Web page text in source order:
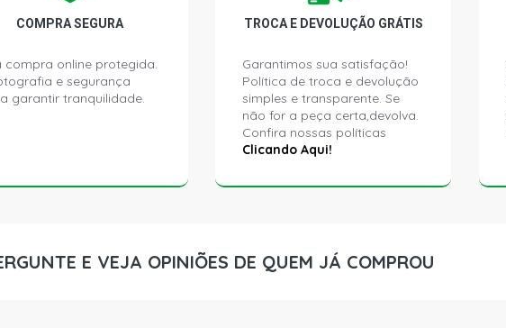
COMPRA SEGURA
compra online protegida.
e segurança
garantir tranquilidade.
TROCA E DEVOLUÇÃO GRÁTIS
Garantimos sua satisfação!
Política de troca e devolução
simples e transparente. Se
não for a peça certa,devolva.
Confira nossas políticas
Clicando Aqui!
E VEJA OPINIÕES DE QUEM JÁ COMPROU